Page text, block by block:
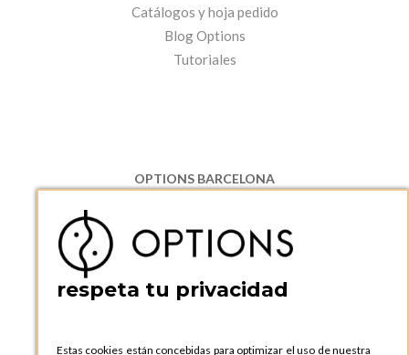
Catálogos y hoja pedido
Blog Options
Tutoriales
OPTIONS BARCELONA
08130 Santa Perpetua de Moguda, Barcelona
ESPAñA
Teléfono:
+34 935 724 041
OPTIONS BARCELONA SHOWROOM
respeta tu privacidad
Estas cookies están concebidas para optimizar el uso de nuestra